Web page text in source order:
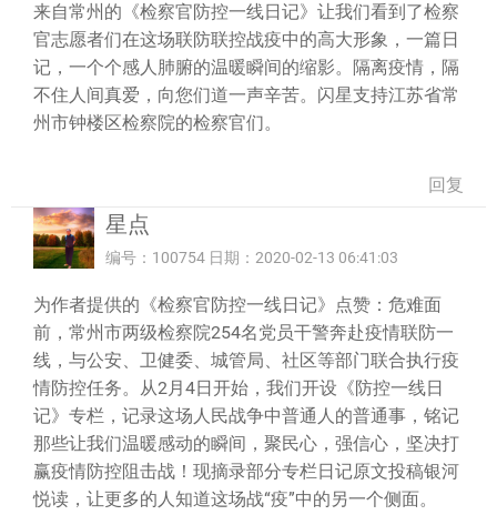
来自常州的《检察官防控一线日记》让我们看到了检察
官志愿者们在这场联防联控战疫中的高大形象，一篇日
记，一个个感人肺腑的温暖瞬间的缩影。隔离疫情，隔
不住人间真爱，向您们道一声辛苦。闪星支持江苏省常
州市钟楼区检察院的检察官们。
回复
星点
编号：100754 日期：2020-02-13 06:41:03
为作者提供的《检察官防控一线日记》点赞：危难面
前，常州市两级检察院254名党员干警奔赴疫情联防一
线，与公安、卫健委、城管局、社区等部门联合执行疫
情防控任务。从2月4日开始，我们开设《防控一线日
记》专栏，记录这场人民战争中普通人的普通事，铭记
那些让我们温暖感动的瞬间，聚民心，强信心，坚决打
赢疫情防控阻击战！现摘录部分专栏日记原文投稿银河
悦读，让更多的人知道这场战“疫”中的另一个侧面。